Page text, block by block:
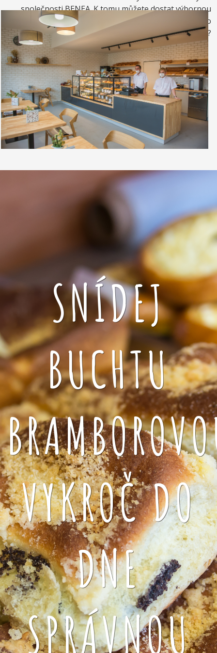
společnosti BENEA. K tomu můžete dostat výbornou
kávou. Nebo si raději dáte zrmzlinový pohár nebo
vynikající točenou zmrzlinu?
SNÍDEJ
BUCHTU
VYKROČ DO
DNE
SPRÁVNOU